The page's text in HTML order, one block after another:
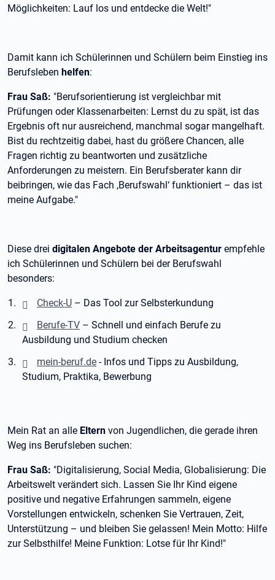
Möglichkeiten: Lauf los und entdecke die Welt!"
Damit kann ich Schülerinnen und Schülern beim Einstieg ins
Berufsleben helfen:
Frau Saß: "Berufsorientierung ist vergleichbar mit
Prüfungen oder Klassenarbeiten: Lernst du zu spät, ist das
Ergebnis oft nur ausreichend, manchmal sogar mangelhaft.
Bist du rechtzeitig dabei, hast du größere Chancen, alle
Fragen richtig zu beantworten und zusätzliche
Anforderungen zu meistern. Ein Berufsberater kann dir
beibringen, wie das Fach ,Berufswahl‘ funktioniert – das ist
meine Aufgabe."
Diese drei digitalen Angebote der Arbeitsagentur empfehle
ich Schülerinnen und Schülern bei der Berufswahl
besonders:
Check-U – Das Tool zur Selbsterkundung
Berufe-TV – Schnell und einfach Berufe zu
Ausbildung und Studium checken
mein-beruf.de - Infos und Tipps zu Ausbildung,
Studium, Praktika, Bewerbung
Mein Rat an alle Eltern von Jugendlichen, die gerade ihren
Weg ins Berufsleben suchen:
Frau Saß: "Digitalisierung, Social Media, Globalisierung: Die
Arbeitswelt verändert sich. Lassen Sie Ihr Kind eigene
positive und negative Erfahrungen sammeln, eigene
Vorstellungen entwickeln, schenken Sie Vertrauen, Zeit,
Unterstützung – und bleiben Sie gelassen! Mein Motto: Hilfe
zur Selbsthilfe! Meine Funktion: Lotse für Ihr Kind!"